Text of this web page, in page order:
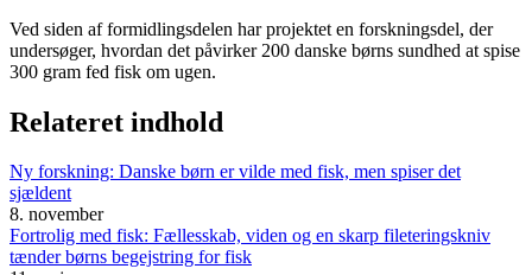
Ved siden af formidlingsdelen har projektet en forskningsdel, der
undersøger, hvordan det påvirker 200 danske børns sundhed at spise
300 gram fed fisk om ugen.
Relateret indhold
Ny forskning: Danske børn er vilde med fisk, men spiser det
sjældent
8. november
Fortrolig med fisk: Fællesskab, viden og en skarp fileteringskniv
tænder børns begejstring for fisk